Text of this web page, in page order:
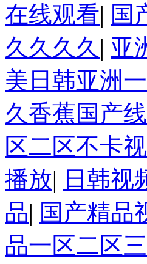
在线观看| 国
久久久久 | 亚
美日韩亚洲
久香蕉国产
区二区不卡
播放| 日韩视
品| 国产精品
品一区二区